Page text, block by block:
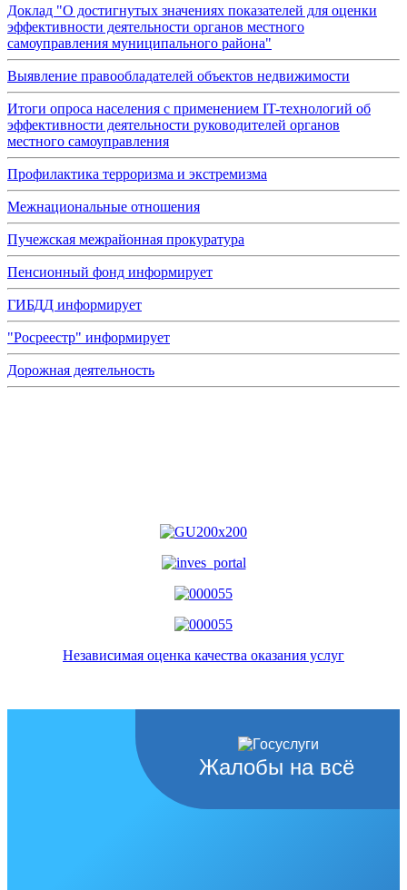
Доклад "О достигнутых значениях показателей для оценки
эффективности деятельности органов местного
самоуправления муниципального района"
Выявление правообладателей объектов недвижимости
Итоги опроса населения с применением IT-технологий об
эффективности деятельности руководителей органов
местного самоуправления
Профилактика терроризма и экстремизма
Межнациональные отношения
Пучежская межрайонная прокуратура
Пенсионный фонд информирует
ГИБДД информирует
"Росреестр" информирует
Дорожная деятельность
Независимая оценка качества оказания услуг
Жалобы на всё